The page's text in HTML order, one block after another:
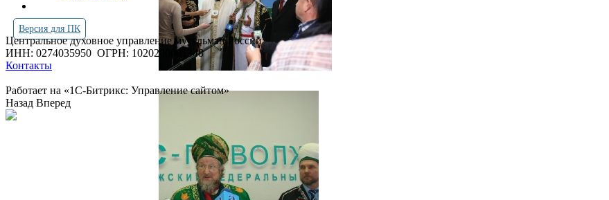
Версия для ПК
Центральное духовное управление мусульман России
ИНН: 0274035950 ОГРН: 1020200001348
Контакты
Работает на «1С-Битрикс: Управление сайтом»
Назад Вперед